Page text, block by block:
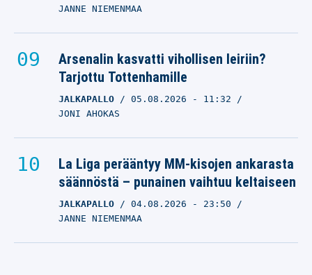
JANNE NIEMENMAA
Arsenalin kasvatti vihollisen leiriin?
Tarjottu Tottenhamille
JALKAPALLO 05.08.2026 - 11:32
JONI AHOKAS
La Liga perääntyy MM-kisojen ankarasta
säännöstä – punainen vaihtuu keltaiseen
JALKAPALLO 04.08.2026 - 23:50
JANNE NIEMENMAA